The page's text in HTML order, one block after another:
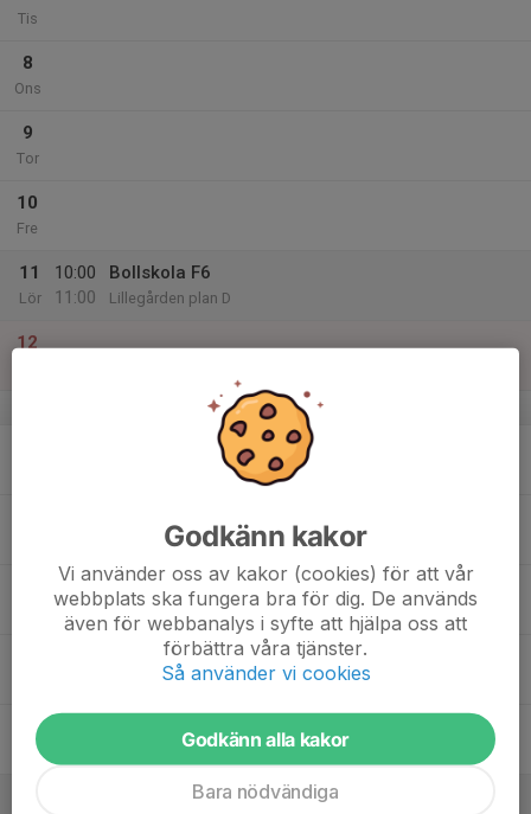
Tis
8
Ons
9
Tor
10
Fre
11
Lör
10:00
11:00
Bollskola F6
Lillegården plan D
12
v.16
Skövde KIK Klubbstuga
Fotbollscafe
Skövde KIK Klubbstuga
17
Fre
Bollskola F6
Godkänn kakor
Vi använder oss av kakor (cookies) för att vår
webbplats ska fungera bra för dig. De används
även för webbanalys i syfte att hjälpa oss att
förbättra våra tjänster.
Så använder vi cookies
Godkänn alla kakor
Bara nödvändiga